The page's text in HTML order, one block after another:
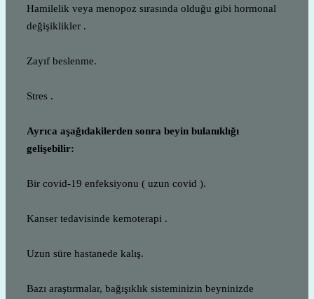
Hamilelik veya menopoz sırasında olduğu gibi hormonal
değişiklikler .
Zayıf beslenme.
Stres .
Ayrıca aşağıdakilerden sonra beyin bulanıklığı
gelişebilir:
Bir covid-19 enfeksiyonu ( uzun covid ).
Kanser tedavisinde kemoterapi .
Uzun süre hastanede kalış.
Bazı araştırmalar, bağışıklık sisteminizin beyninizde